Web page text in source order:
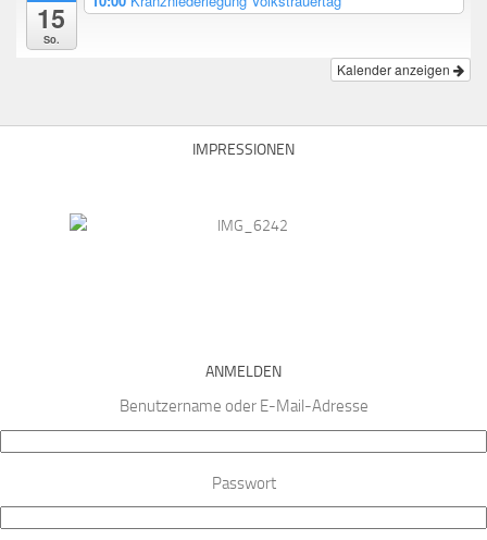
15
So.
Kalender anzeigen
IMPRESSIONEN
ANMELDEN
Benutzername oder E-Mail-Adresse
Passwort